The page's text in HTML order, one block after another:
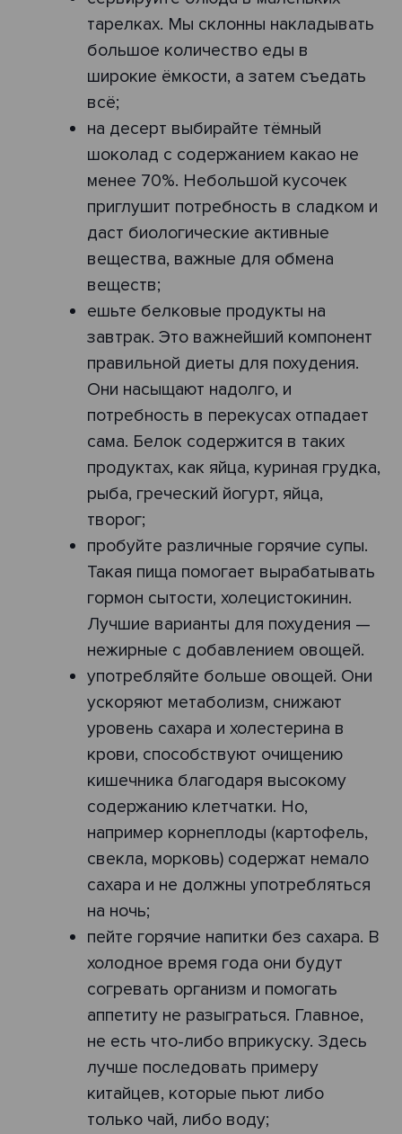
тарелках. Мы склонны накладывать
большое количество еды в
широкие ёмкости, а затем съедать
всё;
на десерт выбирайте тёмный
шоколад с содержанием какао не
менее 70%. Небольшой кусочек
приглушит потребность в сладком и
даст биологические активные
вещества, важные для обмена
веществ;
ешьте белковые продукты на
завтрак. Это важнейший компонент
правильной диеты для похудения.
Они насыщают надолго, и
потребность в перекусах отпадает
сама. Белок содержится в таких
продуктах, как яйца, куриная грудка,
рыба, греческий йогурт, яйца,
творог;
пробуйте различные горячие супы.
Такая пища помогает вырабатывать
гормон сытости, холецистокинин.
Лучшие варианты для похудения —
нежирные с добавлением овощей.
употребляйте больше овощей. Они
ускоряют метаболизм, снижают
уровень сахара и холестерина в
крови, способствуют очищению
кишечника благодаря высокому
содержанию клетчатки. Но,
например корнеплоды (картофель,
свекла, морковь) содержат немало
сахара и не должны употребляться
на ночь;
пейте горячие напитки без сахара. В
холодное время года они будут
согревать организм и помогать
аппетиту не разыграться. Главное,
не есть что-либо вприкуску. Здесь
лучше последовать примеру
китайцев, которые пьют либо
только чай, либо воду;